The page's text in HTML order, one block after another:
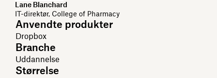
Lane Blanchard
IT-direktør, College of Pharmacy
Anvendte produkter
Dropbox
Branche
Uddannelse
Størrelse